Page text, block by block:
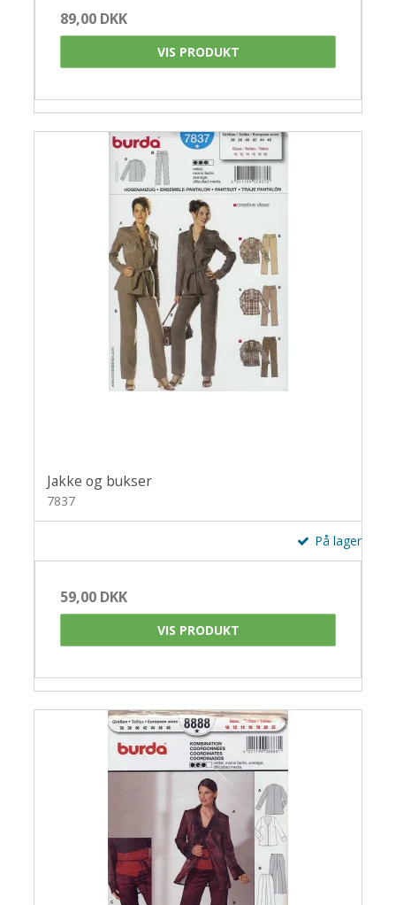
89,00 DKK
VIS PRODUKT
Jakke og bukser
7837
På lager
59,00 DKK
VIS PRODUKT